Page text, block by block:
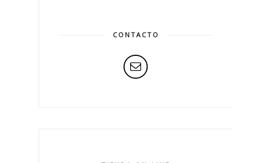
CONTACTO